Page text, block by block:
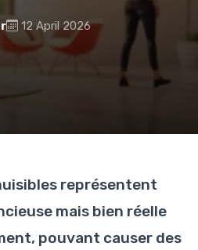
12 April 2026
représentent
mais bien réelle
pouvant causer des